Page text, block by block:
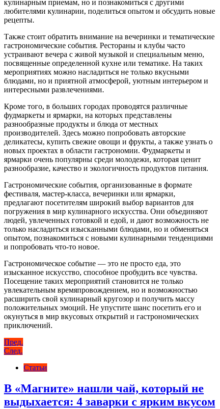
кулинарным приемам, но и познакомиться с другими
любителями кулинарии, поделиться опытом и обсудить новые
рецепты.
Также стоит обратить внимание на вечеринки и тематические
гастрономические события. Рестораны и клубы часто
устраивают вечера с живой музыкой и специальным меню,
посвященные определенной кухне или тематике. На таких
мероприятиях можно насладиться не только вкусными
блюдами, но и приятной атмосферой, уютным интерьером и
интересными развлечениями.
Кроме того, в больших городах проводятся различные
фудмаркеты и ярмарки, на которых представлены
разнообразные продукты и блюда от местных
производителей. Здесь можно попробовать авторские
деликатесы, купить свежие овощи и фрукты, а также узнать о
новых проектах в области гастрономии. Фудмаркеты и
ярмарки очень популярны среди молодежи, которая ценит
разнообразие, качество и экологичность продуктов питания.
Гастрономические события, организованные в формате
фестиваля, мастер-класса, вечеринки или ярмарки,
предлагают посетителям широкий выбор вариантов для
погружения в мир кулинарного искусства. Они объединяют
людей, увлеченных готовкой и едой, и дают возможность не
только насладиться изысканными блюдами, но и обменяться
опытом, познакомиться с новыми кулинарными тенденциями
и попробовать что-то новое.
Гастрономическое событие — это не просто еда, это
изысканное искусство, способное пробудить все чувства.
Посещение таких мероприятий становится не только
увлекательным времяпровождением, но и возможностью
расширить свой кулинарный кругозор и получить массу
положительных эмоций. Не упустите шанс посетить его и
окунуться в мир вкусовых открытий и гастрономических
приключений.
Навигация
по
записям
Пред.
След.
Статьи
В «Магните» нашли чай, который не
выдыхается: 4 заварки с ярким вкусом